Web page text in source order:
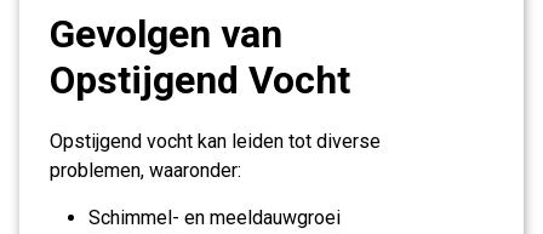
Gevolgen van
Opstijgend Vocht
Opstijgend vocht kan leiden tot diverse
problemen, waaronder:
Schimmel- en meeldauwgroei